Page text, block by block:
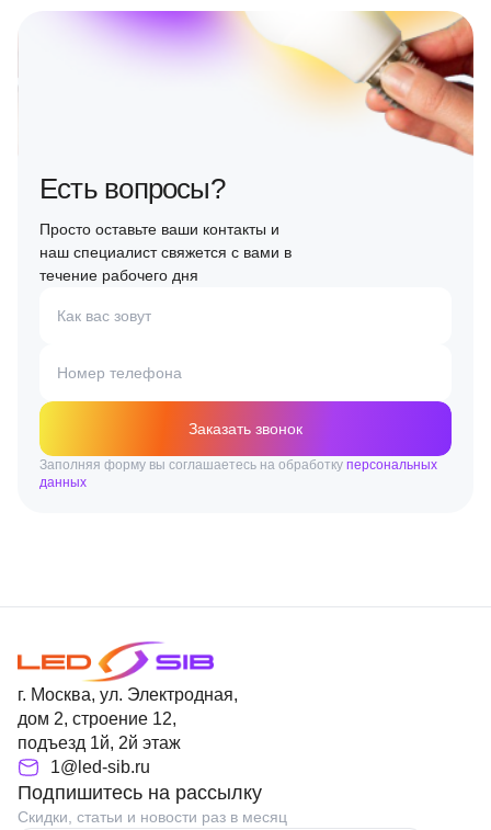
Есть вопросы?
Просто оставьте ваши контакты и
наш специалист свяжется с вами в
течение рабочего дня
Как вас зовут
Номер телефона
Заказать звонок
Заполняя форму вы соглашаетесь на обработку персональных
данных
г. Москва, ул. Электродная,
дом 2, строение 12,
подъезд 1й, 2й этаж
1@led-sib.ru
Подпишитесь на рассылку
Скидки, статьи и новости раз в месяц